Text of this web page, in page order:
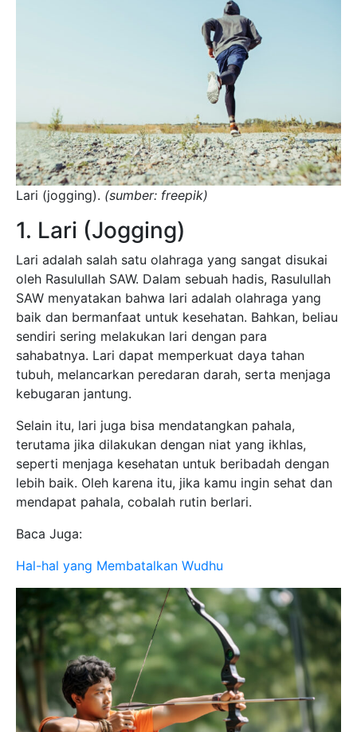
Lari (jogging). (sumber: freepik)
1. Lari (Jogging)
Lari adalah salah satu olahraga yang sangat disukai
oleh Rasulullah SAW. Dalam sebuah hadis, Rasulullah
SAW menyatakan bahwa lari adalah olahraga yang
baik dan bermanfaat untuk kesehatan. Bahkan, beliau
sendiri sering melakukan lari dengan para
sahabatnya. Lari dapat memperkuat daya tahan
tubuh, melancarkan peredaran darah, serta menjaga
kebugaran jantung.
Selain itu, lari juga bisa mendatangkan pahala,
terutama jika dilakukan dengan niat yang ikhlas,
seperti menjaga kesehatan untuk beribadah dengan
lebih baik. Oleh karena itu, jika kamu ingin sehat dan
mendapat pahala, cobalah rutin berlari.
Baca Juga:
Hal-hal yang Membatalkan Wudhu